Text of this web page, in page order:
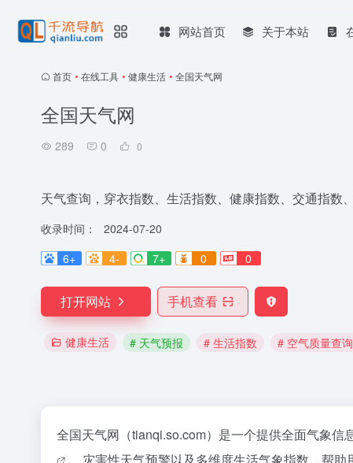
网站首页 关于本站
首页 • 在线工具 • 健康生活 • 全国天气网
全国天气网
289 0 0
天气查询，穿衣指数、生活指数、健康指数、交通指数
收录时间：
2024-07-20
6+
4- 7+ 0 0
打开网站 手机查看
健康生活 # 天气预报 # 生活指数 # 空气质量查询
全国天气网（tianqi.so.com）是一个提供全面气象